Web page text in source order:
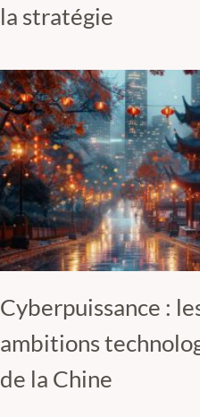
la stratégie
Cyberpuissance :
ambitions
de la Chine